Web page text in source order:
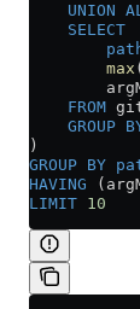
UNION
    SELECT
        max
(
    FROM
GROUP
)
GROUP BY
HAVING
LIMIT 10